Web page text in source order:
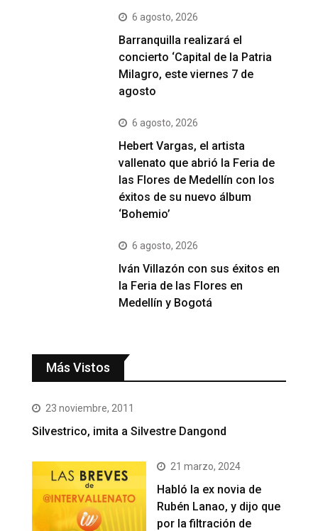
6 agosto, 2026
Barranquilla realizará el
concierto ‘Capital de la Patria
Milagro, este viernes 7 de
agosto
6 agosto, 2026
Hebert Vargas, el artista
vallenato que abrió la Feria de
las Flores de Medellín con los
éxitos de su nuevo álbum
‘Bohemio’
6 agosto, 2026
Iván Villazón con sus éxitos en
la Feria de las Flores en
Medellín y Bogotá
Más Vistos
23 noviembre, 2011
Silvestrico, imita a Silvestre Dangond
21 marzo, 2024
Habló la ex novia de
Rubén Lanao, y dijo que
por la filtración de